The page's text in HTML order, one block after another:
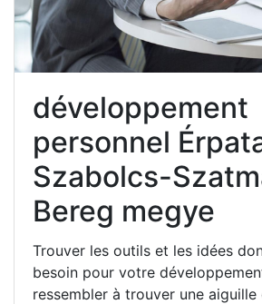
développement
personnel
Szabolcs-
Bereg megye
Trouver les outils et les idées
besoin pour votre
ressembler à trouver une